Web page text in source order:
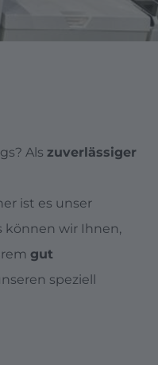
Als zuverlässiger
ist es unser
können wir Ihnen,
gut
speziell